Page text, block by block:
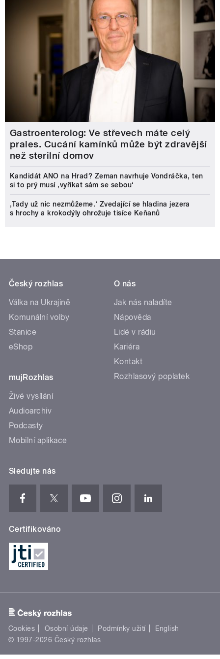
Gastroenterolog: Ve střevech máte celý
prales. Cucání kamínků může být zdravější
než sterilní domov
Kandidát ANO na Hrad? Zeman navrhuje Vondráčka, ten
si to prý musí ‚vyříkat sám se sebou‘
‚Tady už nic nezmůžeme.‘ Zvedající se hladina jezera
s hrochy a krokodýly ohrožuje tisíce Keňanů
Český rozhlas
Válka na Ukrajině
Komunální volby
Stanice
eShop
mujRozhlas
Živé vysílání
Audioarchiv
Podcasty
Mobilní aplikace
O nás
Jak nás naladíte
Nápověda
Lidé v rádiu
Kariéra
Kontakt
Rozhlasový poplatek
Sledujte nás
Certifikováno
Cookies Osobní údaje Podmínky užití
English
© 1997-2026 Český rozhlas